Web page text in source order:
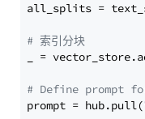
all_splits =
# 索引分块
_ =
# Define prompt
prompt = hub.pull(